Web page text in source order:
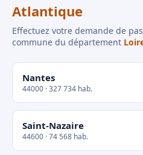
Atlantique
Effectuez votre demande de
commune du département
Nantes
44000 · 327 734 hab.
Saint-Nazaire
44600 · 74 568 hab.